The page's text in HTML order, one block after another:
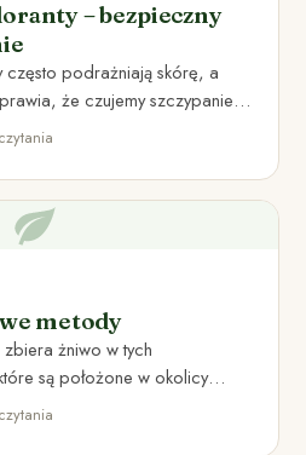
– bezpieczny
podrażniają skórę, a
że czujemy szczypanie i
Naturalne…
metody
żniwo w tych
są położone w okolicy